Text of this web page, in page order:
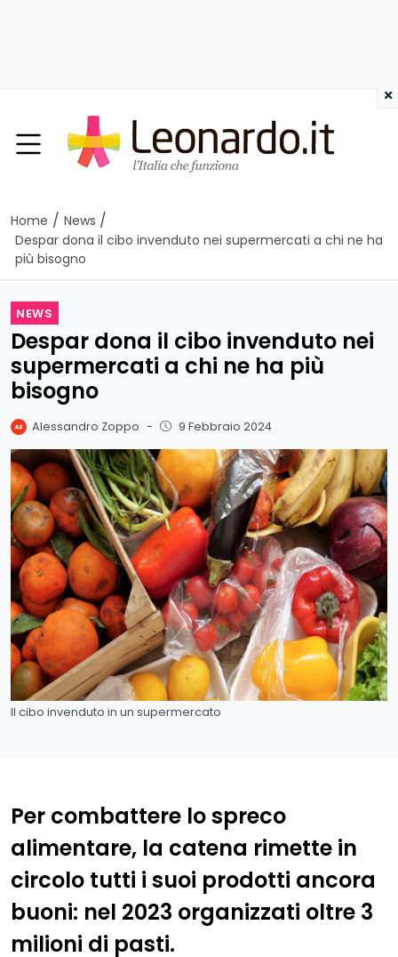
Home / News /
Despar dona il cibo invenduto nei supermercati a chi ne ha
più bisogno
NEWS
Despar dona il cibo invenduto nei
supermercati a chi ne ha più
bisogno
Alessandro Zoppo - 9 Febbraio 2024
Il cibo invenduto in un supermercato
Per combattere lo spreco
alimentare, la catena rimette in
circolo tutti i suoi prodotti ancora
buoni: nel 2023 organizzati oltre 3
milioni di pasti.
×